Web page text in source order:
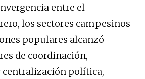
entre el
los sectores campesinos
populares alcanzó
de coordinación,
política,